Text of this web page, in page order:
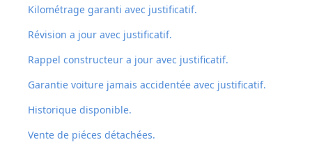
Kilométrage garanti avec justificatif.
Révision a jour avec justificatif.
Rappel constructeur a jour avec justificatif.
Garantie voiture jamais accidentée avec justificatif.
Historique disponible.
Vente de piéces détachées.